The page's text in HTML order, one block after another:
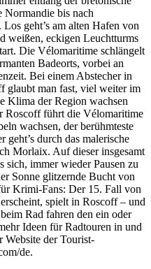
Normandie bis nach
geht’s am alten Hafen von
weißen, eckigen Leuchtturms
Die Vélomaritime schlängelt
Badeorts, vorbei an
Bei einem Abstecher in
glaubt man fast, viel weiter im
Klima der Region wachsen
Roscoff führt die Vélomaritime
wachsen, der berühmteste
durch das malerische
Morlaix. Auf dieser insgesamt
sich, immer wieder Pausen zu
Sonne glitzernde Bucht von
Krimi-Fans: Der 15. Fall von
spielt in Roscoff – und
Rad fahren den ein oder
Ideen für Radtouren in und
Website der Tourist-
de.